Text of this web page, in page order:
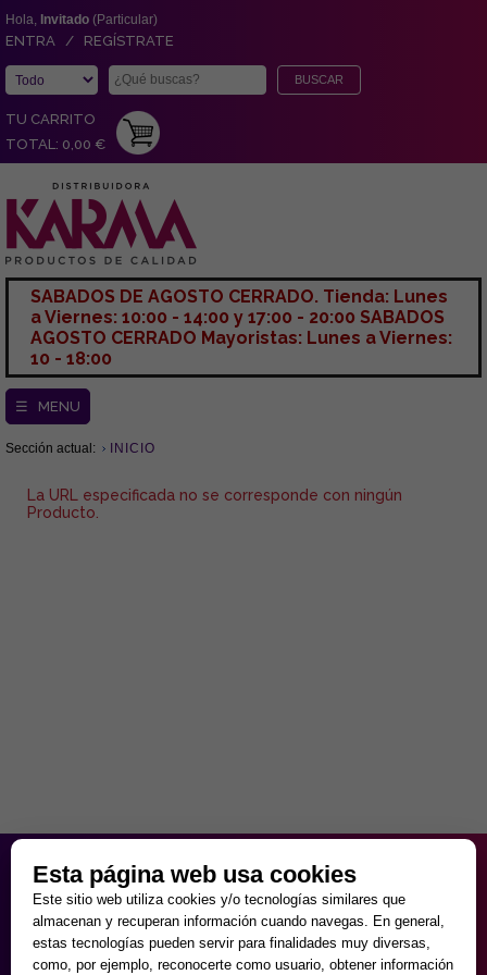
Hola, Invitado (Particular)
ENTRA / REGÍSTRATE
TU CARRITO
TOTAL: 0,00 €
SABADOS DE AGOSTO CERRADO. Tienda: Lunes
a Viernes: 10:00 - 14:00 y 17:00 - 20:00 SABADOS
AGOSTO CERRADO Mayoristas: Lunes a Viernes:
10 - 18:00
☰ MENU
Sección actual: INICIO
La URL especificada no se corresponde con ningún
Producto.
de Lunes a Viernes
9:30 - 20:00
Sábados
10:00 - 14:00 y 17:00 - 20:00
Domingos cerrado.
Esta página web usa cookies
Este sitio web utiliza cookies y/o tecnologías similares que
almacenan y recuperan información cuando navegas. En general,
estas tecnologías pueden servir para finalidades muy diversas,
como, por ejemplo, reconocerte como usuario, obtener información